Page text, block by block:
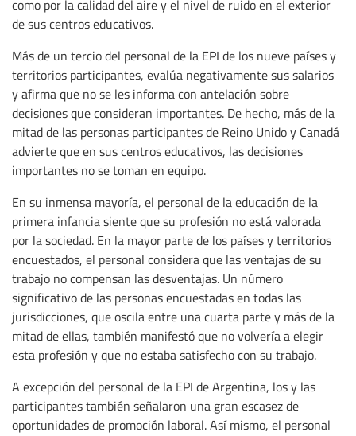
como por la calidad del aire y el nivel de ruido en el exterior
de sus centros educativos.
Más de un tercio del personal de la EPI de los nueve países y
territorios participantes, evalúa negativamente sus salarios
y afirma que no se les informa con antelación sobre
decisiones que consideran importantes. De hecho, más de la
mitad de las personas participantes de Reino Unido y Canadá
advierte que en sus centros educativos, las decisiones
importantes no se toman en equipo.
En su inmensa mayoría, el personal de la educación de la
primera infancia siente que su profesión no está valorada
por la sociedad. En la mayor parte de los países y territorios
encuestados, el personal considera que las ventajas de su
trabajo no compensan las desventajas. Un número
significativo de las personas encuestadas en todas las
jurisdicciones, que oscila entre una cuarta parte y más de la
mitad de ellas, también manifestó que no volvería a elegir
esta profesión y que no estaba satisfecho con su trabajo.
A excepción del personal de la EPI de Argentina, los y las
participantes también señalaron una gran escasez de
oportunidades de promoción laboral. Así mismo, el personal